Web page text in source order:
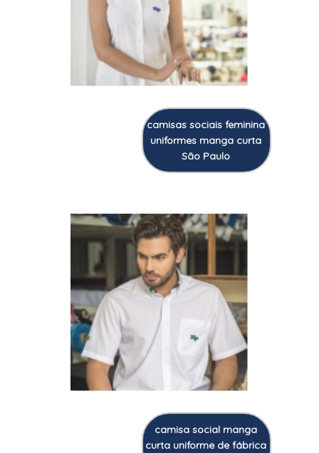
camisas sociais feminina
uniformes manga curta
São Paulo
camisa social manga
curta uniforme de fábrica